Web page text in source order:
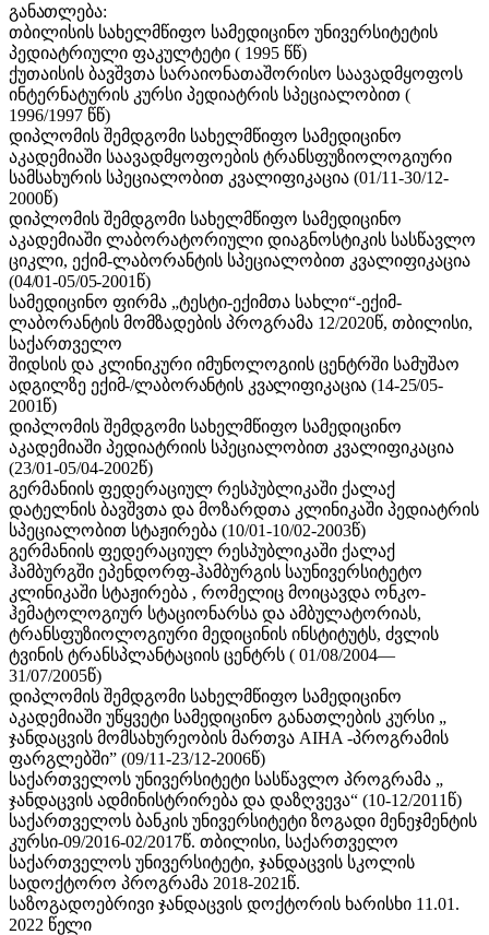
განათლება:
თბილისის სახელმწიფო სამედიცინო უნივერსიტეტის
პედიატრიული ფაკულტეტი ( 1995 წწ)
ქუთაისის ბავშვთა სარაიონათაშორისო საავადმყოფოს
ინტერნატურის კურსი პედიატრის სპეციალობით (
1996/1997 წწ)
დიპლომის შემდგომი სახელმწიფო სამედიცინო
აკადემიაში საავადმყოფოების ტრანსფუზიოლოგიური
სამსახურის სპეციალობით კვალიფიკაცია (01/11-30/12-
2000წ)
დიპლომის შემდგომი სახელმწიფო სამედიცინო
აკადემიაში ლაბორატორიული დიაგნოსტიკის სასწავლო
ციკლი, ექიმ-ლაბორანტის სპეციალობით კვალიფიკაცია
(04/01-05/05-2001წ)
სამედიცინო ფირმა „ტესტი-ექიმთა სახლი“-ექიმ-
ლაბორანტის მომზადების პროგრამა 12/2020წ, თბილისი,
საქართველო
შიდსის და კლინიკური იმუნოლოგიის ცენტრში სამუშაო
ადგილზე ექიმ-/ლაბორანტის კვალიფიკაცია (14-25/05-
2001წ)
დიპლომის შემდგომი სახელმწიფო სამედიცინო
აკადემიაში პედიატრიის სპეციალობით კვალიფიკაცია
(23/01-05/04-2002წ)
გერმანიის ფედერაციულ რესპუბლიკაში ქალაქ
დატელნის ბავშვთა და მოზარდთა კლინიკაში პედიატრის
სპეციალობით სტაჟირება (10/01-10/02-2003წ)
გერმანიის ფედერაციულ რესპუბლიკაში ქალაქ
ჰამბურგში ეპენდორფ-ჰამბურგის საუნივერსიტეტო
კლინიკაში სტაჟირება , რომელიც მოიცავდა ონკო-
ჰემატოლოგიურ სტაციონარსა და ამბულატორიას,
ტრანსფუზიოლოგიური მედიცინის ინსტიტუტს, ძვლის
ტვინის ტრანსპლანტაციის ცენტრს ( 01/08/2004—
31/07/2005წ)
დიპლომის შემდგომი სახელმწიფო სამედიცინო
აკადემიაში უწყვეტი სამედიცინო განათლების კურსი „
ჯანდაცვის მომსახურეობის მართვა AIHA -პროგრამის
ფარგლებში” (09/11-23/12-2006წ)
საქართველოს უნივერსიტეტი სასწავლო პროგრამა „
ჯანდაცვის ადმინისტრირება და დაზღვევა“ (10-12/2011წ)
საქართველოს ბანკის უნივერსიტეტი ზოგადი მენეჯმენტის
კურსი-09/2016-02/2017წ. თბილისი, საქართველო
საქართველოს უნივერსიტეტი, ჯანდაცვის სკოლის
სადოქტორო პროგრამა 2018-2021წ.
საზოგადოებრივი ჯანდაცვის დოქტორის ხარისხი 11.01.
2022 წელი